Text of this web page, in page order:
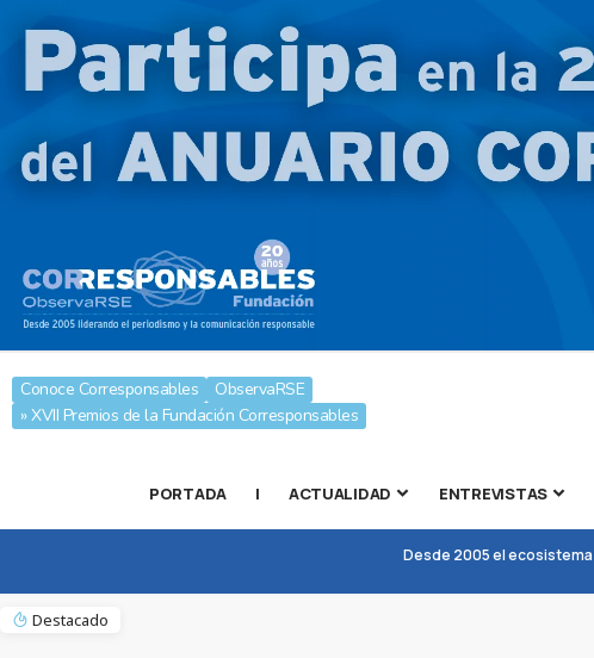
Conoce Corresponsables
ObservaRSE
» XVII Premios de la Fundación Corresponsables
PORTADA | ACTUALIDAD ENTREVISTAS
Desde 2005 el
Destacado